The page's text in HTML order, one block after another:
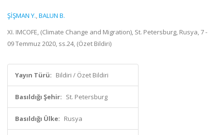
ŞİŞMAN Y.,BALUN B.
XI. IMCOFE, (Climate Change and Migration), St. Petersburg, Rusya, 7 -
09 Temmuz 2020, ss.24, (Özet Bildiri)
Yayın Türü: Bildiri / Özet Bildiri
Basıldığı Şehir: St. Petersburg
Basıldığı Ülke: Rusya